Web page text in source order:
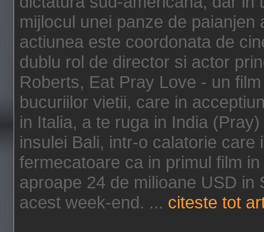
mijlocul unei panze de
actiunea este coordonata de
dublu rol de director si actor
Roberts, Eat Pray Love - un
bucuriilor vietii, care in
in Italia, a te ruga in India
insulei Bali, intr-o calatorie
fermecatoare ca in primul film
aproape 24 de milioane USD in
acest week-end. ... citeste tot